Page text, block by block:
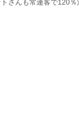
さんも常連客で120％